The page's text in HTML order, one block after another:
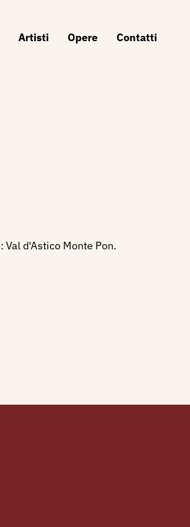
Artisti Opere Contatti
d'Astico Monte Pon.